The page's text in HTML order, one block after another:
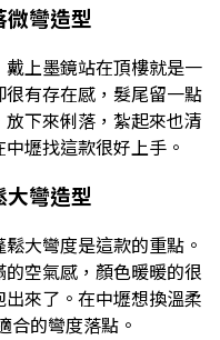
彎造型
上墨鏡站在頂樓就是一
有存在感，髮尾留一點
下來俐落，紮起來也清
壢找這款很好上手。
彎造型
大彎度是這款的重點。
空氣感，顏色暖暖的很
來了。在中壢想換溫柔
合的彎度落點。